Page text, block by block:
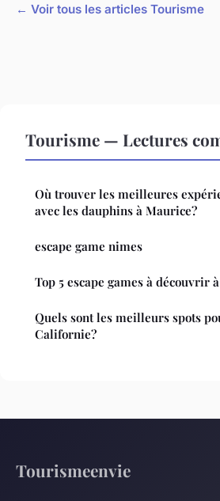
← Voir tous les articles Tourisme
Tourisme — Lectures
Où trouver les meilleures
avec les dauphins à Maurice?
escape game nimes
Top 5 escape games à découvrir
Quels sont les meilleurs spots
Californie?
Tourismeenvie